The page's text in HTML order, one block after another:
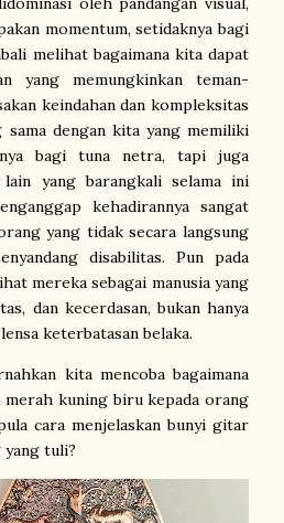
momentum, setidaknya bagi
melihat bagaimana kita dapat
yang memungkinkan teman-
keindahan dan kompleksitas
sama dengan kita yang memiliki
bagi tuna netra, tapi juga
lain yang barangkali selama ini
kehadirannya sangat
yang tidak secara langsung
disabilitas. Pun pada
mereka sebagai manusia yang
dan kecerdasan, bukan hanya
keterbatasan belaka.
kita mencoba bagaimana
merah kuning biru kepada orang
cara menjelaskan bunyi gitar
yang tuli?